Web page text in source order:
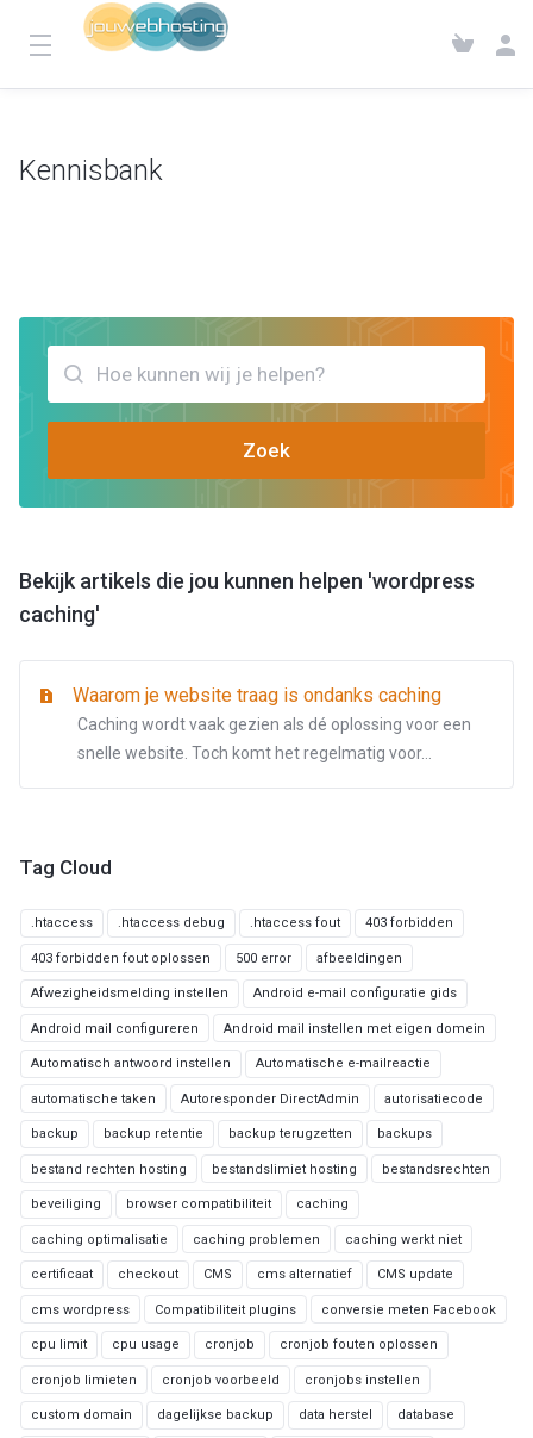
Kennisbank
Zoek
Bekijk artikels die jou kunnen helpen 'wordpress
caching'
Waarom je website traag is ondanks caching
Caching wordt vaak gezien als dé oplossing voor een
snelle website. Toch komt het regelmatig voor...
Tag Cloud
.htaccess .htaccess debug .htaccess fout 403 forbidden
403 forbidden fout oplossen 500 error afbeeldingen
Afwezigheidsmelding instellen Android e-mail configuratie gids
Android mail configureren Android mail instellen met eigen domein
Automatisch antwoord instellen Automatische e-mailreactie
automatische taken Autoresponder DirectAdmin autorisatiecode
backup backup retentie backup terugzetten backups
bestand rechten hosting bestandslimiet hosting bestandsrechten
beveiliging browser compatibiliteit caching
caching optimalisatie caching problemen caching werkt niet
certificaat checkout CMS cms alternatief CMS update
cms wordpress Compatibiliteit plugins conversie meten Facebook
cpu limit cpu usage cronjob cronjob fouten oplossen
cronjob limieten cronjob voorbeeld cronjobs instellen
custom domain dagelijkse backup data herstel database